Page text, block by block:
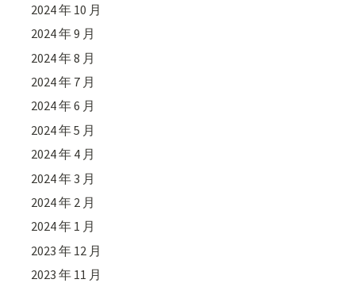
2024 年 10 月
2024 年 9 月
2024 年 8 月
2024 年 7 月
2024 年 6 月
2024 年 5 月
2024 年 4 月
2024 年 3 月
2024 年 2 月
2024 年 1 月
2023 年 12 月
2023 年 11 月